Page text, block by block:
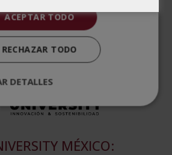
para profesionales. Esta
relieve la calidad de los programas
Esneca de facilitar el acceso a
y de calidad en pedagogía.
MÉXICO:
ACEPTAR TODO
RECHAZAR TODO
DETALLES